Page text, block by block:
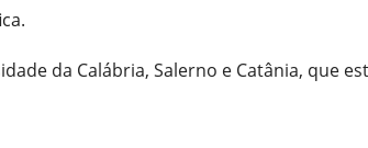
da Calábria, Salerno e Catânia, que